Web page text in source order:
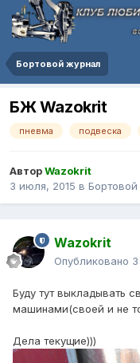
Бортовой журнал
БЖ Wazokrit
пневма подвеска
АвторWazokrit
3 июля, 2015 в
Wazokrit
Опубликовано
Буду тут выкладывать
машинами(своей и не
Дела текущие)))